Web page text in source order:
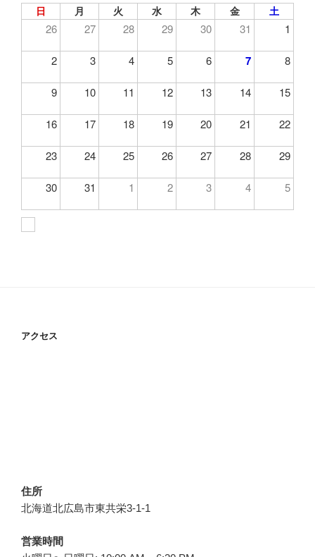
日 月 火 水 木 金 土
26 27 28 29 30 31 1
2 3 4 5 6 7 8
9 10 11 12 13 14 15
16 17 18 19 20 21 22
23 24 25 26 27 28 29
30 31 1 2 3 4 5
アクセス
住所
北海道北広島市東共栄3-1-1
営業時間